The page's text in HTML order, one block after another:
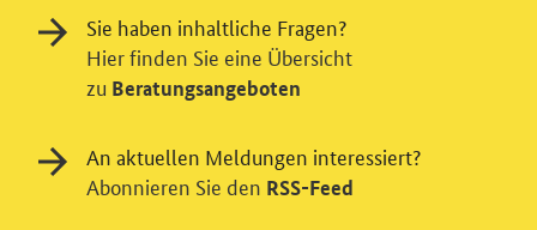
Sie haben inhaltliche Fragen?
Hier finden Sie eine Übersicht
zu Beratungsangeboten
An aktuellen Meldungen interessiert?
Abonnieren Sie den RSS-Feed